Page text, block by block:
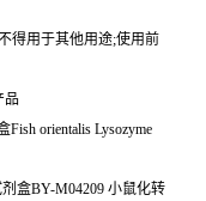
得用于其他用途;使用前
品
orientalis Lysozyme
盒BY-M04209 小鼠化转